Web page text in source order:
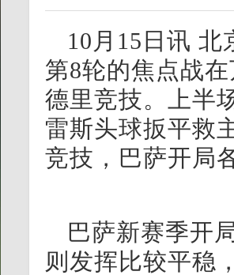
10月15日讯 北
第8轮的焦点战
德里竞技。上半
雷斯头球扳平救
竞技，巴萨开局
巴萨新赛季开
则发挥比较平稳